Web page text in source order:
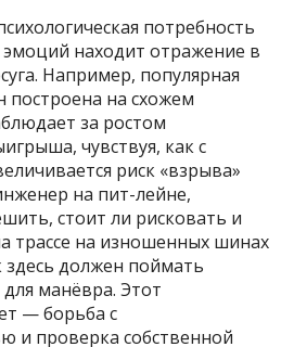
потребность
находит отражение в
Например, популярная
построена на схожем
за ростом
чувствуя, как с
риск «взрыва»
на пит-лейне,
стоит ли рисковать и
трассе на изношенных шинах
должен поймать
манёвра. Этот
— борьба с
и проверка собственной